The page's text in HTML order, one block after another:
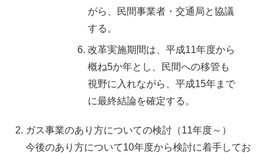
がら、民間事業者・交通局と協議
する。
改革実施期間は、平成11年度から
概ね5か年とし、民間への移管も
視野に入れながら、平成15年まで
に最終結論を確定する。
ガス事業のあり方についての検討（11年度～）
今後のあり方について10年度から検討に着手してお